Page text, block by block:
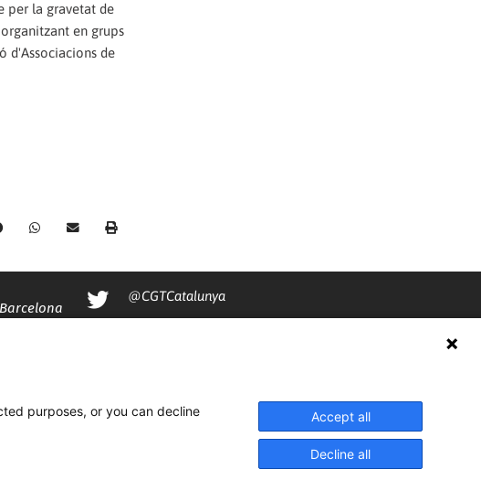
per la gravetat de
en grups
d'Associacions de
@CGTCatalunya
purposes, or you can decline
Accept all
Decline all